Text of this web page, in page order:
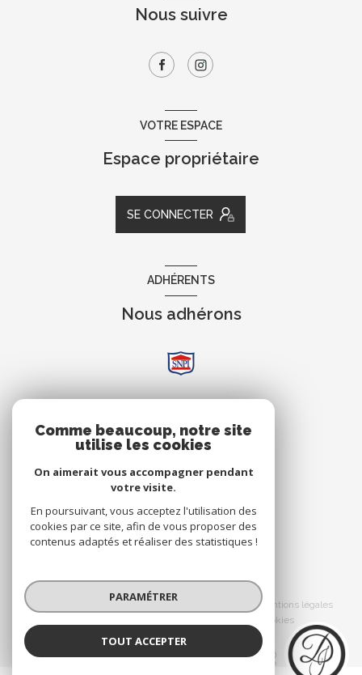
Dorimmo
Nous suivre
VOTRE ESPACE
Espace propriétaire
SE CONNECTER
ADHÉRENTS
Nous adhérons
Clients
© 2026 | Tous droits réservés
Mentions légales
Cookies
Comme beaucoup, notre site
utilise les cookies
On aimerait vous accompagner pendant
votre visite.
En poursuivant, vous acceptez l'utilisation des
cookies par ce site, afin de vous proposer des
contenus adaptés et réaliser des statistiques !
PARAMÉTRER
TOUT ACCEPTER